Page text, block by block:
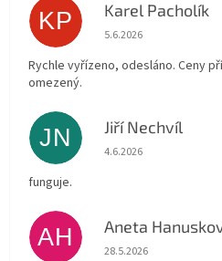
KP Karel Pacholík
Hodnocení obchodu
5.6.2026
Rychle vyřízeno, odesláno. Ceny
omezený.
JN Jiří Nechvíl
Hodnocení obchodu
4.6.2026
funguje.
AH Aneta
Hodnocení obchodu
28.5.2026